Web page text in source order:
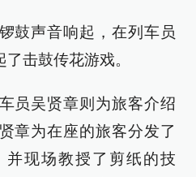
鼓声音响起，在列车员
击鼓传花游戏。
员吴贤章则为旅客介绍
章为在座的旅客分发了
现场教授了剪纸的技